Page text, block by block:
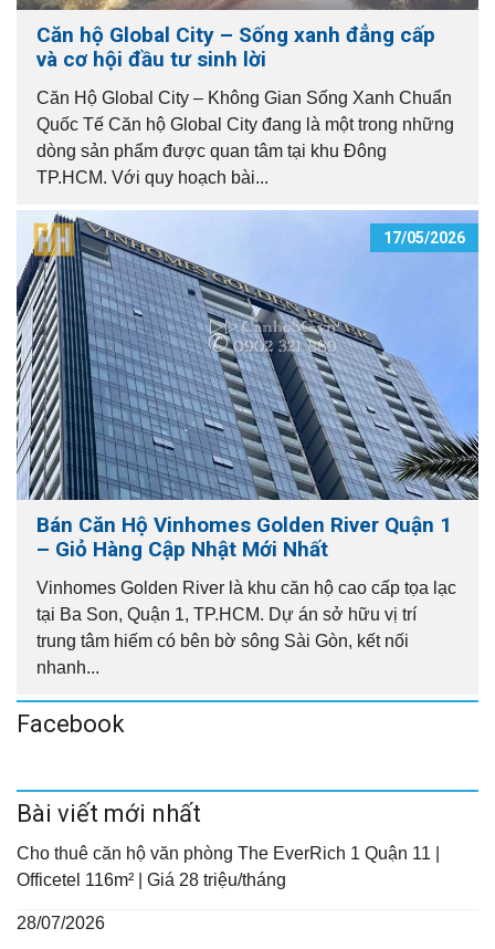
Căn hộ Global City – Sống xanh đẳng cấp
và cơ hội đầu tư sinh lời
Căn Hộ Global City – Không Gian Sống Xanh Chuẩn
Quốc Tế Căn hộ Global City đang là một trong những
dòng sản phẩm được quan tâm tại khu Đông
TP.HCM. Với quy hoạch bài...
17/05/2026
Bán Căn Hộ Vinhomes Golden River Quận 1
– Giỏ Hàng Cập Nhật Mới Nhất
Vinhomes Golden River là khu căn hộ cao cấp tọa lạc
tại Ba Son, Quận 1, TP.HCM. Dự án sở hữu vị trí
trung tâm hiếm có bên bờ sông Sài Gòn, kết nối
nhanh...
Facebook
Bài viết mới nhất
Cho thuê căn hộ văn phòng The EverRich 1 Quận 11 |
Officetel 116m² | Giá 28 triệu/tháng
28/07/2026